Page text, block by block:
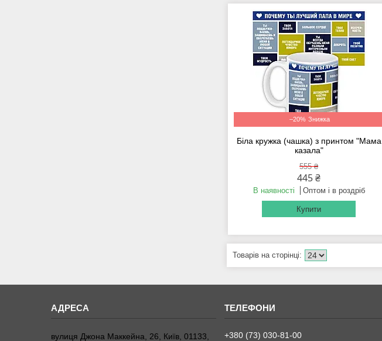
–20%
Біла кружка (чашка) з принтом "Мама
казала"
555 ₴
445 ₴
В наявності Оптом і в роздріб
Купити
вулиця Джона Маккейна, 26, Київ, 01133,
+380 (73) 030-81-00